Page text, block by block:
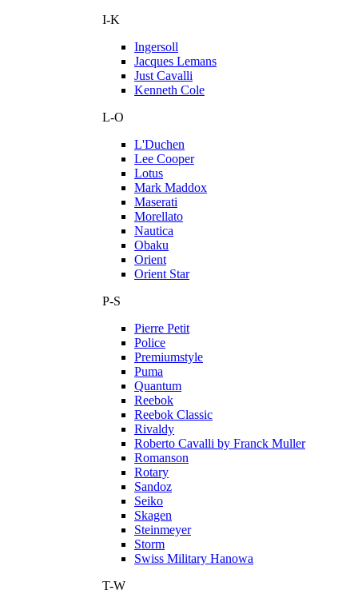
I-K
Ingersoll
Jacques Lemans
Just Cavalli
Kenneth Cole
L-O
L'Duchen
Lee Cooper
Lotus
Mark Maddox
Maserati
Morellato
Nautica
Obaku
Orient
Orient Star
P-S
Pierre Petit
Police
Premiumstyle
Puma
Quantum
Reebok
Reebok Classic
Rivaldy
Roberto Cavalli by Franck Muller
Romanson
Rotary
Sandoz
Seiko
Skagen
Steinmeyer
Storm
Swiss Military Hanowa
T-W